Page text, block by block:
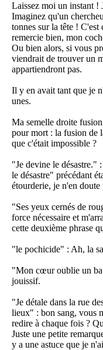
Laissez moi un instant !
Imaginez qu'un
tonnes sur la tête !
remercie bien, mon
Ou bien alors, si vous
viendrait de trouver un
appartiendront pas.
Il y en avait tant que je
unes.
Ma semelle droite
pour mort : la fusion de
que c'était impossible ?
"Je devine le désastre."
le désastre" précédant
étourderie, je n'en doute
"Ses yeux cernés de
force nécessaire et
cette deuxième phrase
"le pochicide" : Ah, la
"Mon cœur oublie un
jouissif.
"Je détale dans la rue
lieux" : bon sang, vous
redire à chaque fois ?
Juste une petite
y a une astuce que je